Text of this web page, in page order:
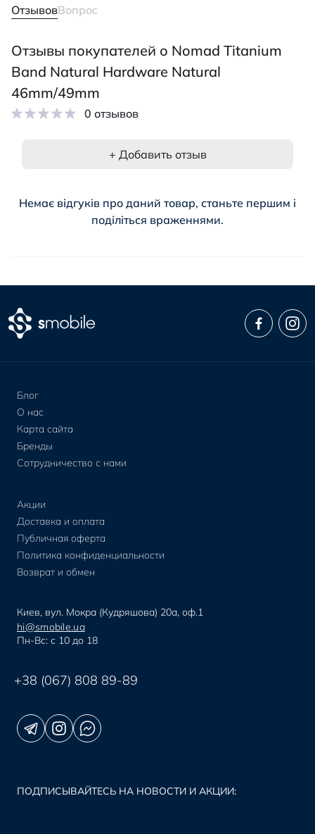
ОтзывовВопрос
Отзывы покупателей о Nomad Titanium
Band Natural Hardware Natural
46mm/49mm
0 отзывов
+ Добавить отзыв
Немає відгуків про даний товар, станьте першим і
поділіться враженнями.
Блог
О нас
Карта сайта
Бренды
Сотрудничество с нами
Акции
Доставка и оплата
Публичная оферта
Политика конфиденциальности
Возврат и обмен
Киев, вул. Мокра (Кудряшова) 20а, оф.1
hi@smobile.ua
Пн-Вс: с 10 до 18
+38 (067) 808 89-89
ПОДПИСЫВАЙТЕСЬ НА НОВОСТИ И АКЦИИ: